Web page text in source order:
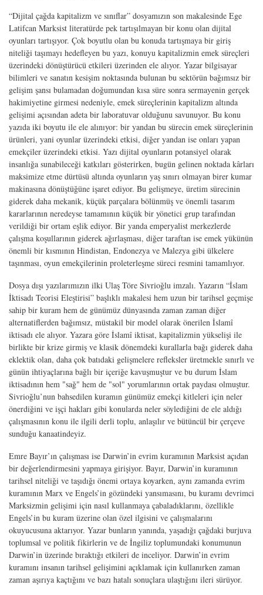
“Dijital çağda kapitalizm ve sınıflar” dosyamızın son makalesinde Ege
Latifcan Marksist literatürde pek tartışılmayan bir konu olan dijital
oyunları tartışıyor. Çok boyutlu olan bu konuda tartışmaya bir giriş
niteliği taşımayı hedefleyen bu yazı, konuyu kapitalizmin emek süreçleri
üzerindeki dönüştürücü etkileri üzerinden ele alıyor. Yazar bilgisayar
bilimleri ve sanatın kesişim noktasında bulunan bu sektörün bağımsız bir
gelişim şansı bulamadan doğumundan kısa süre sonra sermayenin gerçek
hakimiyetine girmesi nedeniyle, emek süreçlerinin kapitalizm altında
gelişimi açısından adeta bir laboratuvar olduğunu savunuyor. Bu konu
yazıda iki boyutu ile ele alınıyor: bir yandan bu sürecin emek süreçlerinin
ürünleri, yani oyunlar üzerindeki etkisi, diğer yandan ise onları yapan
emekçiler üzerindeki etkisi. Yazı dijital oyunların potansiyel olarak
insanlığa sunabileceği katkıları gösterirken, bugün gelinen noktada kârları
maksimize etme dürtüsü altında oyunların yaş sınırı olmayan birer kumar
makinasına dönüştüğüne işaret ediyor. Bu gelişmeye, üretim sürecinin
giderek daha mekanik, küçük parçalara bölünmüş ve önemli tasarım
kararlarının neredeyse tamamının küçük bir yönetici grup tarafından
verildiği bir ortam eşlik ediyor. Bir yanda emperyalist merkezlerde
çalışma koşullarının giderek ağırlaşması, diğer taraftan ise emek yükünün
önemli bir kısmının Hindistan, Endonezya ve Malezya gibi ülkelere
taşınması, oyun emekçilerinin proleterleşme süreci resmini tamamlıyor.
Dosya dışı yazılarımızın ilki Ulaş Töre Sivrioğlu imzalı. Yazarın “İslam
İktisadı Teorisi Eleştirisi” başlıklı makalesi hem uzun bir tarihsel geçmişe
sahip bir kuram hem de günümüz dünyasında zaman zaman diğer
alternatiflerden bağımsız, müstakil bir model olarak önerilen İslamî
iktisadı ele alıyor. Yazara göre İslamî iktisat, kapitalizmin yükselişi ile
birlikte bir krize girmiş ve klasik dönemdeki kurallarla bağı giderek daha
eklektik olan, daha çok batıdaki gelişmelere refleksler üretmekle sınırlı ve
günün ihtiyaçlarına bağlı bir içeriğe kavuşmuştur ve bu durum İslam
iktisadının hem "sağ" hem de "sol" yorumlarının ortak paydası olmuştur.
Sivrioğlu’nun bahsedilen kuramın günümüz emekçi kitleleri için neler
önerdiğini ve işçi hakları gibi konularda neler söylediğini de ele aldığı
çalışmasının konu ile ilgili derli toplu, anlaşılır ve bütüncül bir çerçeve
sunduğu kanaatindeyiz.
Emre Bayır’ın çalışması ise Darwin’in evrim kuramının Marksist açıdan
bir değerlendirmesini yapmaya girişiyor. Bayır, Darwin’in kuramının
tarihsel niteliği ve taşıdığı önemi ortaya koyarken, aynı zamanda evrim
kuramının Marx ve Engels’in gözündeki yansımasını, bu kuramı devrimci
Marksizmin gelişimi için nasıl kullanmaya çabaladıklarını, özellikle
Engels’in bu kuram üzerine olan özel ilgisini ve çalışmalarını
okuyucusuna aktarıyor. Yazar bunların yanında, yaşadığı çağdaki burjuva
toplumsal ve politik fikirlerin ve de İngiliz toplumundaki konumunun
Darwin’in üzerinde bıraktığı etkileri de inceliyor. Darwin’in evrim
kuramını insanın tarihsel gelişimini açıklamak için kullanırken zaman
zaman aşırıya kaçtığını ve bazı hatalı sonuçlara ulaştığını ileri sürüyor.